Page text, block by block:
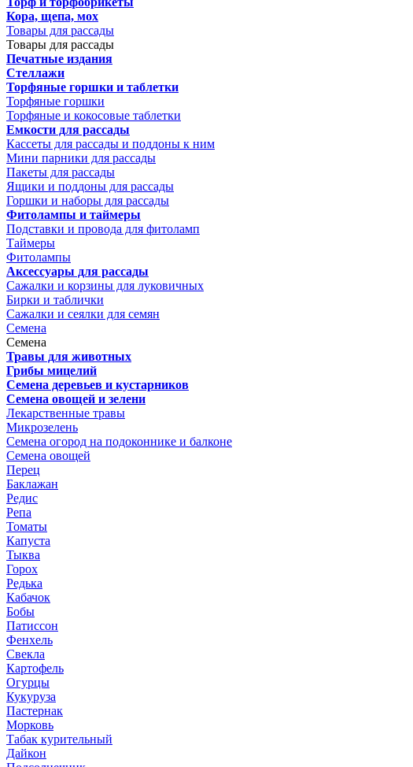
Кора, щепа, мох
Товары для рассады
Товары для рассады
Печатные издания
Стеллажи
Торфяные горшки и таблетки
Торфяные горшки
Торфяные и кокосовые таблетки
Емкости для рассады
Кассеты для рассады и поддоны к ним
Мини парники для рассады
Пакеты для рассады
Ящики и поддоны для рассады
Горшки и наборы для рассады
Фитолампы и таймеры
Подставки и провода для фитоламп
Таймеры
Фитолампы
Аксессуары для рассады
Сажалки и корзины для луковичных
Бирки и таблички
Сажалки и сеялки для семян
Семена
Семена
Травы для животных
Грибы мицелий
Семена деревьев и кустарников
Семена овощей и зелени
Лекарственные травы
Микрозелень
Семена огород на подоконнике и балконе
Семена овощей
Перец
Баклажан
Редис
Репа
Томаты
Капуста
Тыква
Горох
Редька
Кабачок
Бобы
Патиссон
Фенхель
Свекла
Картофель
Огурцы
Кукуруза
Пастернак
Морковь
Табак курительный
Дайкон